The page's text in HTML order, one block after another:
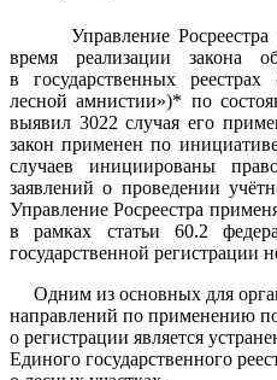
Управление Росреестра
время реализации закона
в государственных
лесной амнистии»)* по
выявил 3022 случая его
закон применен по
случаев инициированы
заявлений о проведении
Управление Росреестра
в рамках статьи 60.2
государственной регистрации
Одним из основных для
направлений по применению
о регистрации является
Единого государственного